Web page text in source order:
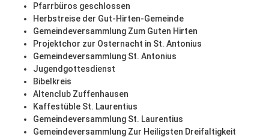
Pfarrbüros geschlossen
Herbstreise der Gut-Hirten-Gemeinde
Gemeindeversammlung Zum Guten Hirten
Projektchor zur Osternacht in St. Antonius
Gemeindeversammlung St. Antonius
Jugendgottesdienst
Bibelkreis
Altenclub Zuffenhausen
Kaffestüble St. Laurentius
Gemeindeversammlung St. Laurentius
Gemeindeversammlung Zur Heiligsten Dreifaltigkeit